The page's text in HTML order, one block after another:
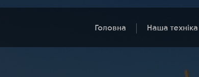
Головна Наша техніка